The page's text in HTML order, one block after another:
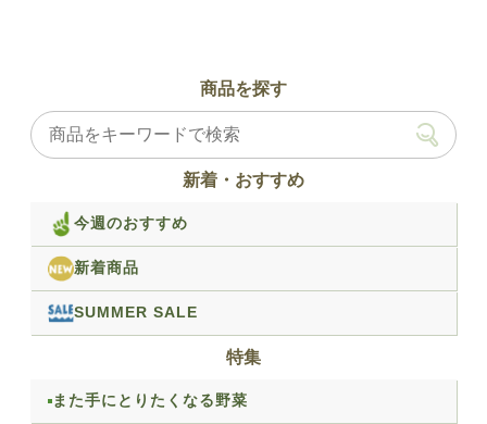
商品を探す
新着・おすすめ
今週のおすすめ
新着商品
SUMMER SALE
特集
また手にとりたくなる野菜